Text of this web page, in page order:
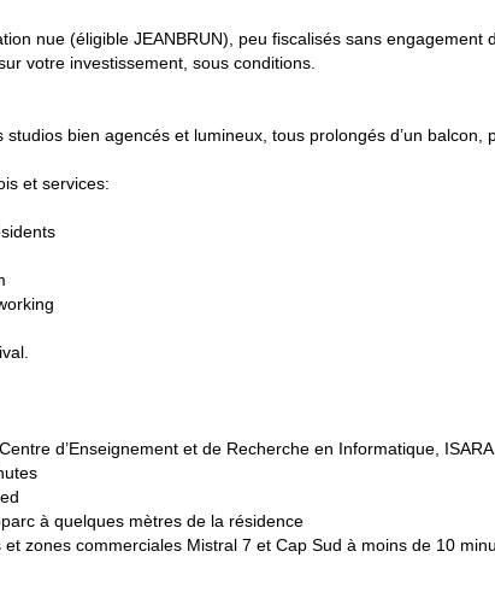
nue (éligible JEANBRUN), peu fiscalisés sans engagement
votre investissement, sous conditions.
bien agencés et lumineux, tous prolongés d’un balcon,
et services:
d’Enseignement et de Recherche en Informatique,
à quelques mètres de la résidence
zones commerciales Mistral 7 et Cap Sud à moins de 10